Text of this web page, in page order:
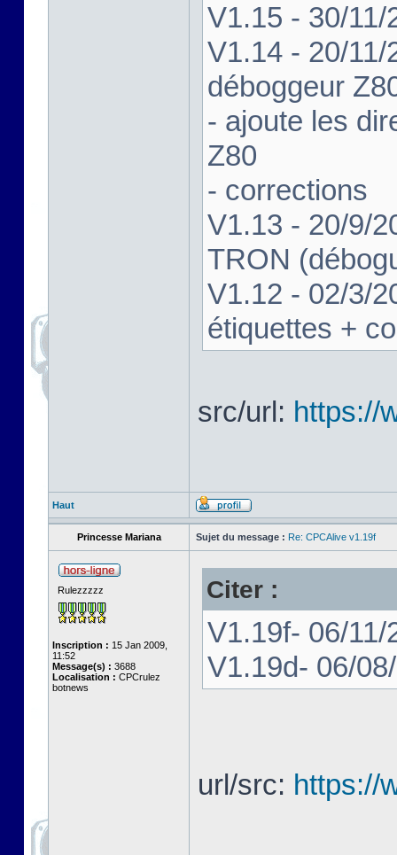
V1.15 - 30/
V1.14 - 20/
déboggeur
- ajoute les
Z80
- corrections
V1.13 - 20/9/
TRON
V1.12 - 02/3/
étiquettes +
src/url: https://
Haut
Princesse Mariana Sujet du message : Re: CPCAlive v1.19f
Rulezzzzz
Inscription : 15 Jan 2009,
11:52
Message(s) : 3688
Localisation : CPCrulez
botnews
Citer :
V1.19f- 06/
V1.19d- 06/
url/src: https://